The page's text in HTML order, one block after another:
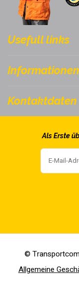
Usefull links
Informationen
Kontaktdaten
Als Erste
Allgemeine
©